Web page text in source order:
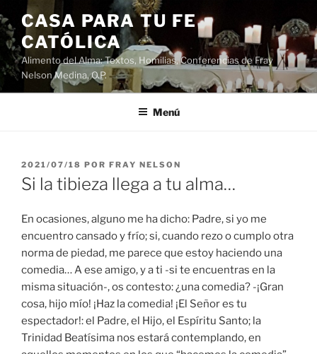
Saltar
al
contenido
CASA PARA TU FE
CATÓLICA
Alimento del Alma: Textos, Homilias, Conferencias de Fray
Nelson Medina, O.P.
Menú
PUBLICADO
EL
2021/07/18 POR FRAY NELSON
Si la tibieza llega a tu alma…
En ocasiones, alguno me ha dicho: Padre, si yo me
encuentro cansado y frío; si, cuando rezo o cumplo otra
norma de piedad, me parece que estoy haciendo una
comedia… A ese amigo, y a ti -si te encuentras en la
misma situación-, os contesto: ¿una comedia? -¡Gran
cosa, hijo mío! ¡Haz la comedia! ¡El Señor es tu
espectador!: el Padre, el Hijo, el Espíritu Santo; la
Trinidad Beatísima nos estará contemplando, en